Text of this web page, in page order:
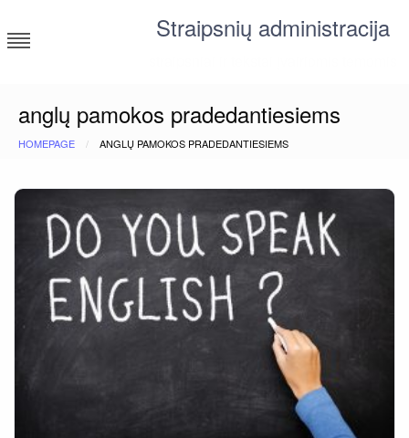
to
content
Straipsnių administracija
anglų pamokos pradedantiesiems
HOMEPAGE ANGLŲ PAMOKOS PRADEDANTIESIEMS